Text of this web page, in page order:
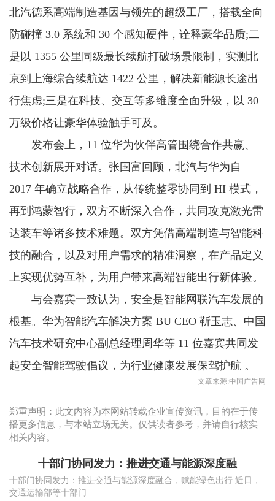
北汽德系高端制造基因与领先的超级工厂，搭载全向
防碰撞 3.0 系统和 30 个感知硬件，诠释豪华品质;二
是以 1355 公里同级最长续航打破场景限制，实测北
京到上海综合续航达 1422 公里，解决新能源长途出
行焦虑;三是在科技、交互等多维度全面升级，以 30
万级价格让豪华体验触手可及。
发布会上，11 位华为伙伴高管围绕合作共赢、
技术创新展开对话。张国富回顾，北汽与华为自
2017 年确立战略合作，从传统整零协同到 HI 模式，
再到鸿蒙智行，双方不断深入合作，共同攻克激光雷
达装车等诸多技术难题。双方凭借高端制造与智能科
技的融合，以及对用户需求的精准洞察，在产品定义
上实现优势互补，为用户带来高端智能出行新体验。
与会嘉宾一致认为，安全是智能网联汽车发展的
根基。华为智能汽车解决方案 BU CEO 靳玉志、中国
汽车技术研究中心副总经理周华等 11 位嘉宾共同发
起安全智能驾驶倡议，为行业健康发展保驾护航 。
文章来源:中国广告网
郑重声明：此文内容为本网站转载企业宣传资讯，目的在于传
播更多信息，与本站立场无关。仅供读者参考，并请自行核实
相关内容。
十部门协同发力：推进交通与能源深度融
十部门协同发力：推进交通与能源深度融合，赋能绿色出行 近日，
交通运输部等十部门...